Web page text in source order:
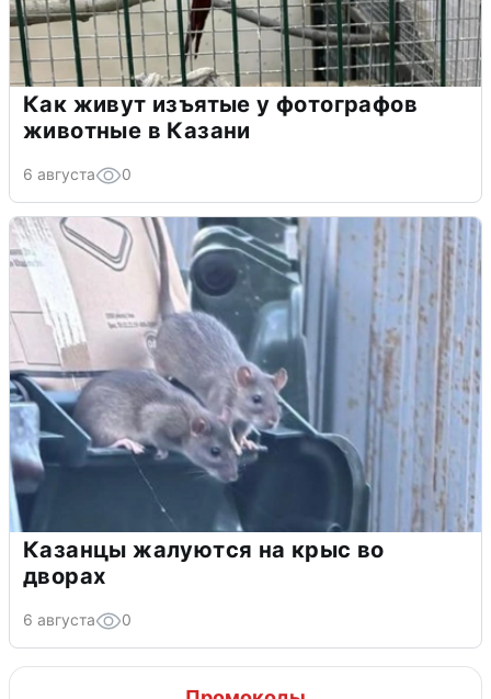
Как живут изъятые у фотографов
животные в Казани
6 августа 0
Казанцы жалуются на крыс во
дворах
6 августа 0